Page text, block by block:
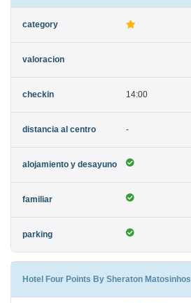
14:00
-
Hotel Four Points By Sheraton Matosinhos